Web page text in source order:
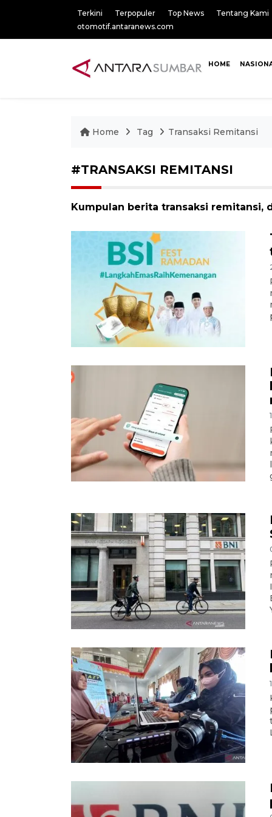
Terkini Terpopuler Top News
Tentang Kami
otomotif.antaranews.com
HOME
Home Tag Transaksi Remitansi
#TRANSAKSI REMITANSI
Kumpulan berita transaksi remitansi,